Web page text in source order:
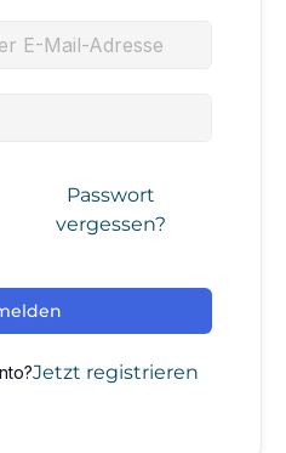
Passwort
vergessen?
Jetzt registrieren